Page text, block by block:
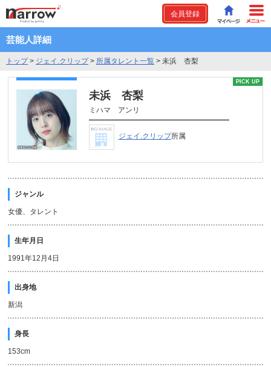
会員登録
芸能人詳細
トップ> ジェイ.クリップ> 所属タレント一覧 > 未浜 杏梨
PICK UP
未浜 杏梨
ミハマ アンリ
ジェイ.クリップ所属
ジャンル
女優、タレント
生年月日
1991年12月4日
出身地
新潟
身長
153cm